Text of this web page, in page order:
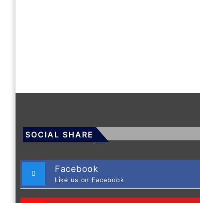
SOCIAL SHARE
Facebook
Like us on Facebook